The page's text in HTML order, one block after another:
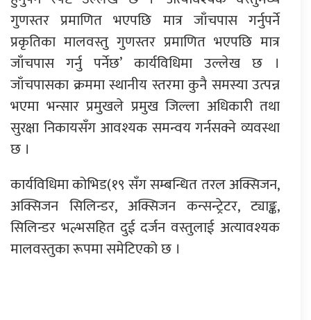
गुणस्तर प्रमाणित भएपछि मात्र जाँचपास गर्नुपर्ने
प्रकृतिका मालवस्तु गुणस्तर प्रमाणित भएपछि मात्र
जाँचपास गर्नु पर्नेछ’ कार्यविधिमा उल्लेख छ ।
जाँचपासका क्रममा स्थानीय स्तरमा कुनै समस्या उत्पन्न
भएमा भन्सार प्रमुखले प्रमुख जिल्ला अधिकारी तथा
सुरक्षा निकायसँग आवश्यक समन्वय गर्नसक्ने व्यवस्था
छ ।
कार्यविधिमा कोभिड(१९ सँग सम्बन्धित तरल अक्सिजन,
अक्सिजन सिलिन्डर, अक्सिजन कन्सन्ट्रेटर, ट्याङ्क,
सिलिन्डर भल्भसहित दुई दर्जन वस्तुलाई अत्यावश्यक
मालवस्तुका रूपमा समेटिएको छ ।